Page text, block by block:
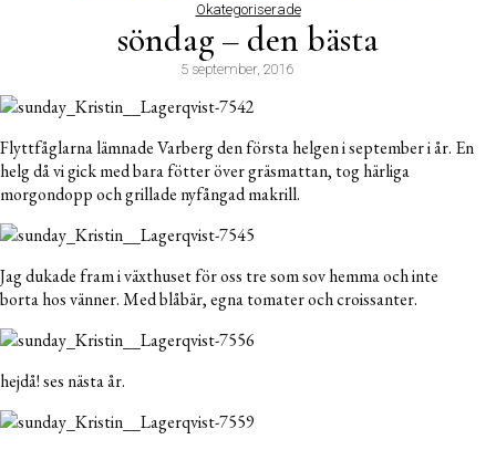
Okategoriserade
söndag – den bästa
5 september, 2016
Flyttfåglarna lämnade Varberg den första helgen i september i år. En
helg då vi gick med bara fötter över gräsmattan, tog härliga
morgondopp och grillade nyfångad makrill.
Jag dukade fram i växthuset för oss tre som sov hemma och inte
borta hos vänner. Med blåbär, egna tomater och croissanter.
hejdå! ses nästa år.